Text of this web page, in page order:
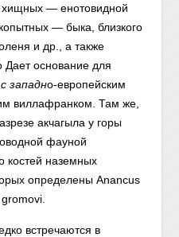
хищных — енотовидной
— быка, близкого
и др., а также
Дает основание для
западно-европейским
виллафранком. Там же,
акчагыла у горы
фауной
костей наземных
определены Anancus
встречаются в